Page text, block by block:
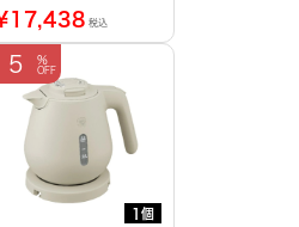
17,438 税込
1個
5